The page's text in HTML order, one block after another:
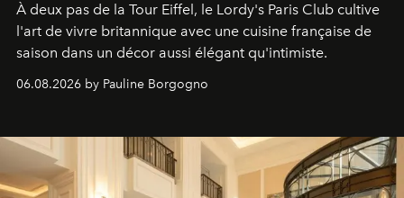
À deux pas de la Tour Eiffel, le Lordy's Paris Club cultive
l'art de vivre britannique avec une cuisine française de
saison dans un décor aussi élégant qu'intimiste.
06.08.2026 by Pauline Borgogno